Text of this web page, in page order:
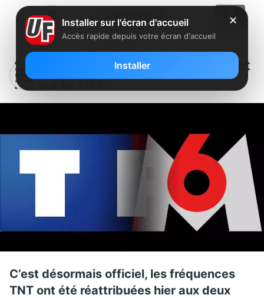
C’est reparti pour 10 ans de TF1 et
M6 sur la TNT
C’est désormais officiel, les fréquences
TNT ont été réattribuées hier aux deux
✕
Installer sur l'écran d'accueil
Accès rapide depuis votre écran d'accueil
Installer